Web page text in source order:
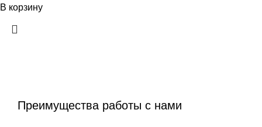
В корзину
Преимущества работы с нами